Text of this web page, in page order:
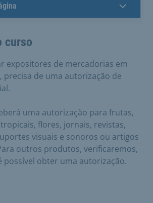
curso
expositores de mercadorias em
precisa de uma autorização de
uma autorização para frutas,
flores, jornais, revistas,
visuais e sonoros ou artigos
outros produtos, verificaremos,
possível obter uma autorização.